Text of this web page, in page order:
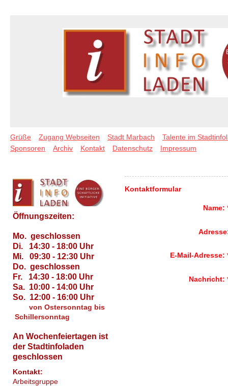
Grüße Zugang Webseiten Stadt Marbach
Talente im
Sponsoren
Archiv Kontakt Datenschutz Impressum
Kontaktformular
Name:
E-Mail-Adresse:
Nachricht:
Öffnungszeiten:
Mo. geschlossen
Di. 14:30 - 18:00 Uhr
Mi. 09:30 - 12:30 Uhr
Do. geschlossen
Fr. 14:30 - 18:00 Uhr
Sa. 10:00 - 14:00 Uhr
So. 12:00 - 16:00 Uhr
von Ostersonntag bis
Schillersonntag
An Wochenfeiertagen ist
der Stadtinfoladen
geschlossen
Kontakt:
Arbeitsgruppe